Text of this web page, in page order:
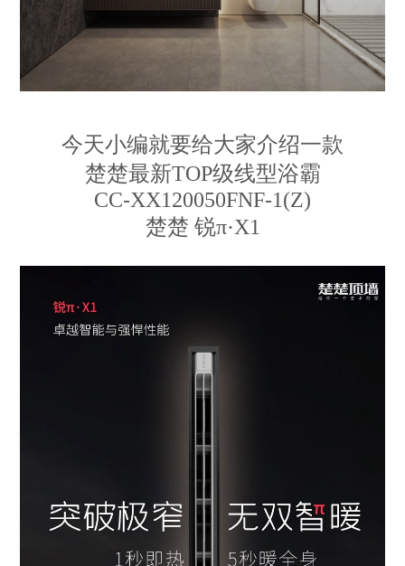
今天小编就要给大家介绍一款
楚楚最新TOP级线型浴霸
CC-XX120050FNF-1(Z)
楚楚 锐π·X1